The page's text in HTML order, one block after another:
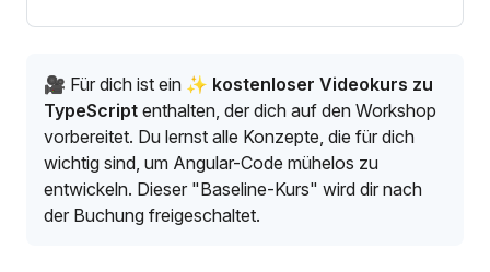
🎥 Für dich ist ein ✨ kostenloser Videokurs zu
TypeScript enthalten, der dich auf den Workshop
vorbereitet. Du lernst alle Konzepte, die für dich
wichtig sind, um Angular-Code mühelos zu
entwickeln. Dieser "Baseline-Kurs" wird dir nach
der Buchung freigeschaltet.